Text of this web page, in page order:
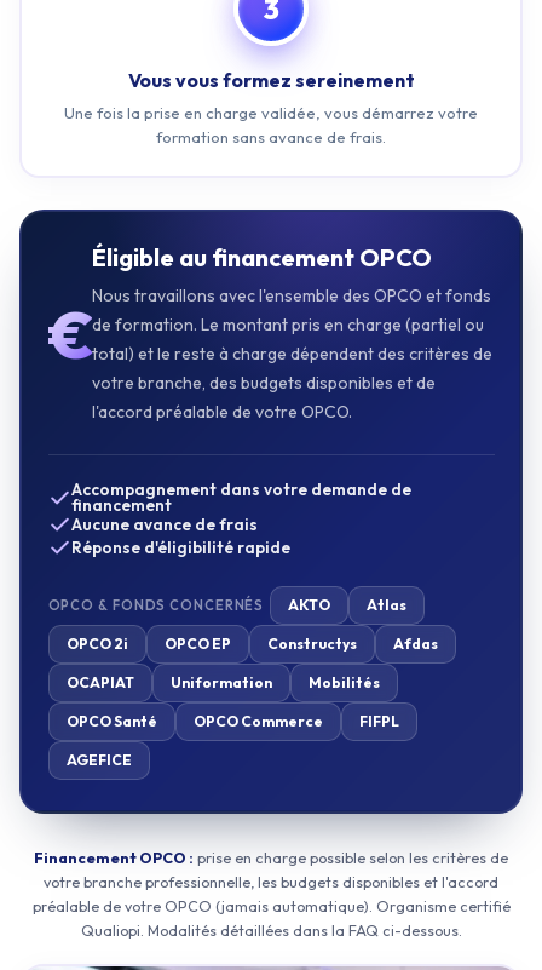
3
Vous vous formez sereinement
Une fois la prise en charge validée, vous démarrez votre
formation sans avance de frais.
€
Éligible au financement OPCO
Nous travaillons avec l'ensemble des OPCO et fonds
de formation. Le montant pris en charge (partiel ou
total) et le reste à charge dépendent des critères de
votre branche, des budgets disponibles et de
l'accord préalable de votre OPCO.
Accompagnement dans votre demande de
financement
Aucune avance de frais
Réponse d'éligibilité rapide
OPCO & FONDS CONCERNÉS AKTO Atlas
OPCO 2i OPCO EP Constructys Afdas
OCAPIAT Uniformation Mobilités
OPCO Santé OPCO Commerce FIFPL
AGEFICE
Financement OPCO : prise en charge possible selon les critères de
votre branche professionnelle, les budgets disponibles et l'accord
préalable de votre OPCO (jamais automatique). Organisme certifié
Qualiopi. Modalités détaillées dans la FAQ ci-dessous.